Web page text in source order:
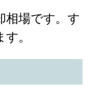
相場です。す
。